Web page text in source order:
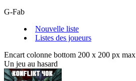
G-Fab
Nouvelle liste
Listes des joueurs
Encart colonne bottom 200 x 200 px max
Un jeu au hasard